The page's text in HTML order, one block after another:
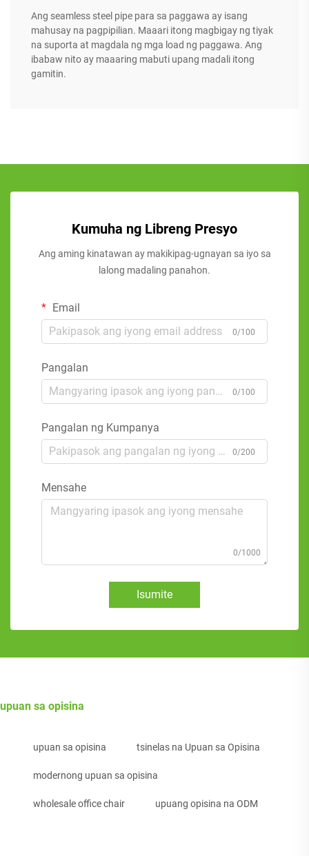
Ang seamless steel pipe para sa paggawa ay isang
mahusay na pagpipilian. Maaari itong magbigay ng tiyak
na suporta at magdala ng mga load ng paggawa. Ang
ibabaw nito ay maaaring mabuti upang madali itong
gamitin.
Kumuha ng Libreng Presyo
Ang aming kinatawan ay makikipag-ugnayan sa iyo sa
lalong madaling panahon.
Email
0/100
Pangalan
0/100
Pangalan ng Kumpanya
0/200
Mensahe
0/1000
Isumite
upuan sa opisina
upuan sa opisina tsinelas na Upuan sa Opisina
modernong upuan sa opisina
wholesale office chair upuang opisina na ODM